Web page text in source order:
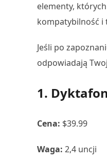
elementy,
kompatybilność i
Jeśli po
odpowiadają
1.
Cena: $39.99
Waga: 2,4 uncji